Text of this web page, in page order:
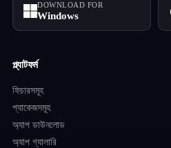
DOWNLOAD FOR
Windows
প্ল্যাটফর্ম
ফিচারসমূহ
প্যাকেজসমূহ
অ্যাপ ডাউনলোড
অ্যাপ গ্যালারি